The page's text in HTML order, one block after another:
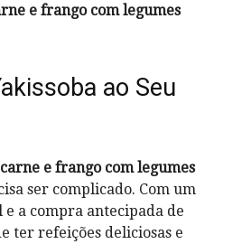
e frango com legumes
ao Seu
e frango com legumes
ser complicado. Com um
a compra antecipada de
ter refeições deliciosas e